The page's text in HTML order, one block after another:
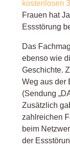
kostenlosen
Frauen hat
Essstörung
Das
ebenso wie
Geschichte.
Weg aus der
(Sendung
Zusätzlich
zahlreichen
beim
der